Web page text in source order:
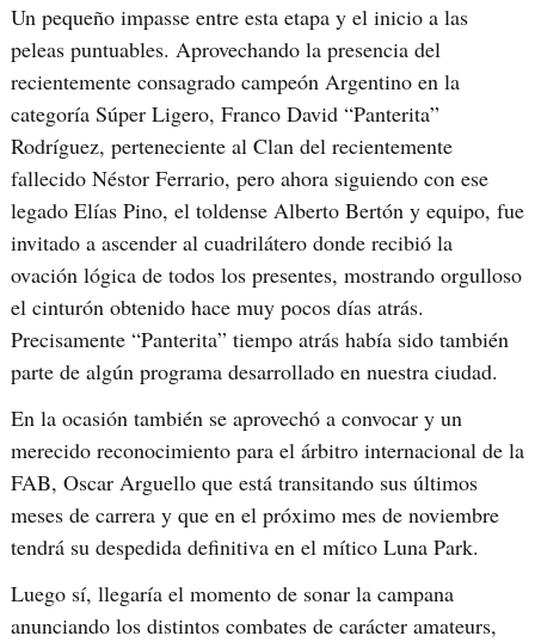
Un pequeño impasse entre esta etapa y el inicio a las
peleas puntuables. Aprovechando la presencia del
recientemente consagrado campeón Argentino en la
categoría Súper Ligero, Franco David “Panterita”
Rodríguez, perteneciente al Clan del recientemente
fallecido Néstor Ferrario, pero ahora siguiendo con ese
legado Elías Pino, el toldense Alberto Bertón y equipo, fue
invitado a ascender al cuadrilátero donde recibió la
ovación lógica de todos los presentes, mostrando orgulloso
el cinturón obtenido hace muy pocos días atrás.
Precisamente “Panterita” tiempo atrás había sido también
parte de algún programa desarrollado en nuestra ciudad.
En la ocasión también se aprovechó a convocar y un
merecido reconocimiento para el árbitro internacional de la
FAB, Oscar Arguello que está transitando sus últimos
meses de carrera y que en el próximo mes de noviembre
tendrá su despedida definitiva en el mítico Luna Park.
Luego sí, llegaría el momento de sonar la campana
anunciando los distintos combates de carácter amateurs,